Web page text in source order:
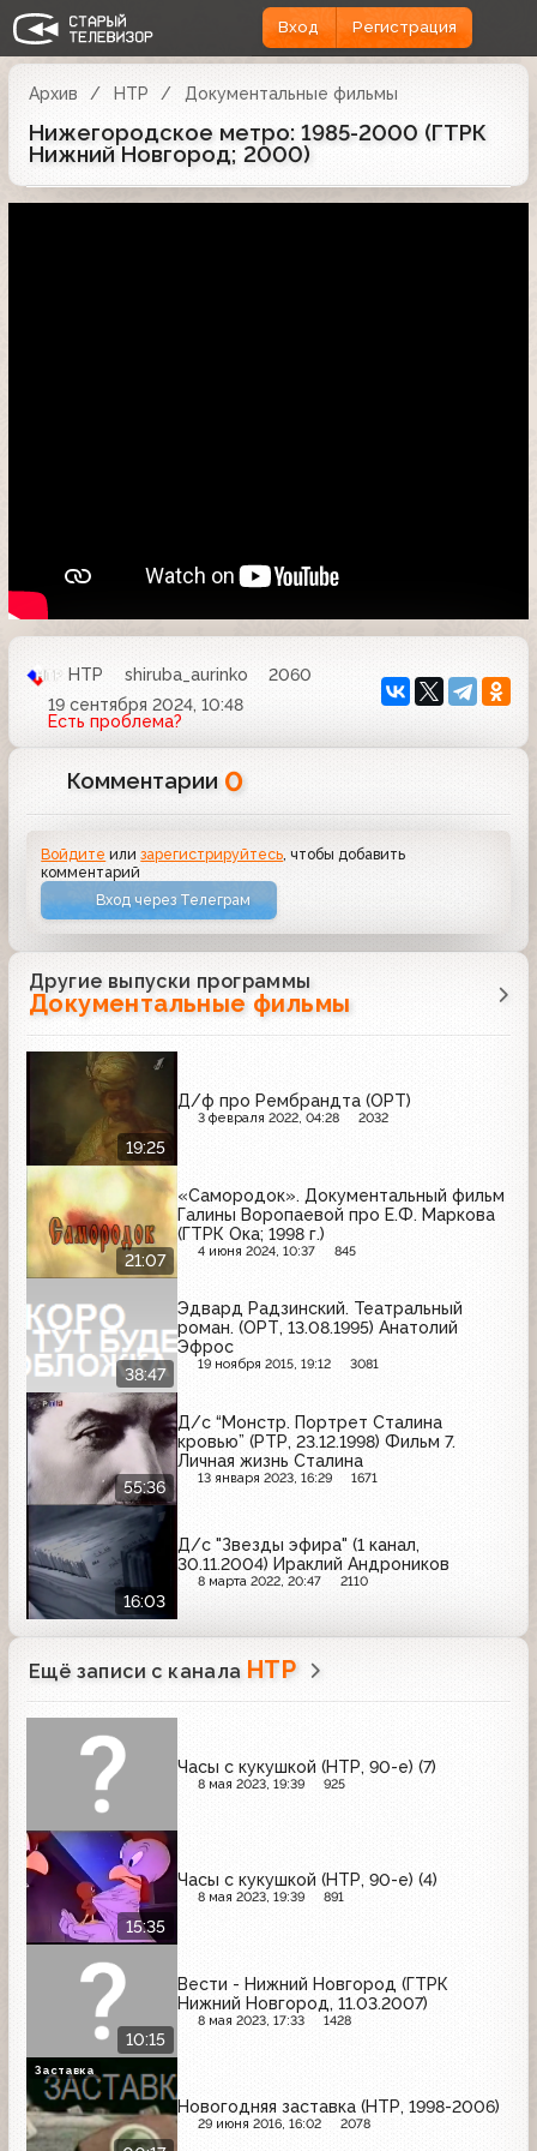
Вход Регистрация
Архив НТР Документальные фильмы
Нижегородское метро: 1985-2000 (ГТРК
Нижний Новгород; 2000)
НТР shiruba_aurinko
2060
19 сентября 2024, 10:48
Есть проблема?
Комментарии 0
Войдите илизарегистрируйтесь , чтобы добавить
комментарий
Вход через Телеграм
Другие выпуски программы
Документальные фильмы
19:25
Д/ф про Рембрандта (ОРТ)
3 февраля 2022, 04:28 2032
21:07
«Самородок». Документальный фильм
Галины Воропаевой про Е.Ф. Маркова
(ГТРК Ока; 1998 г.)
4 июня 2024, 10:37 845
38:47
Эдвард Радзинский. Театральный
роман. (ОРТ, 13.08.1995) Анатолий
Эфрос
19 ноября 2015, 19:12 3081
55:36
Д/с “Монстр. Портрет Сталина
кровью” (РТР, 23.12.1998) Фильм 7.
Личная жизнь Сталина
13 января 2023, 16:29 1671
16:03
Д/с "Звезды эфира" (1 канал,
30.11.2004) Ираклий Андроников
8 марта 2022, 20:47 2110
Ещё записи с канала НТР
Часы с кукушкой (НТР, 90-е) (7)
8 мая 2023, 19:39 925
15:35
Часы с кукушкой (НТР, 90-е) (4)
8 мая 2023, 19:39 891
10:15
Вести - Нижний Новгород (ГТРК
Нижний Новгород, 11.03.2007)
8 мая 2023, 17:33 1428
Новогодняя заставка (НТР, 1998-2006)
29 июня 2016, 16:02 2078
Заставка